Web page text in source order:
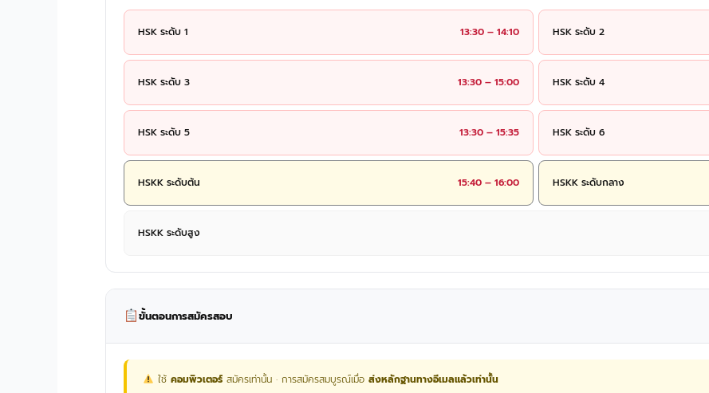
HSK ระดับ 1 13:30 – 14:10 HSK ระดับ 2
HSK ระดับ 3 13:30 – 15:00 HSK ระดับ 4
HSK ระดับ 5 13:30 – 15:35 HSK ระดับ 6
HSKK ระดับต้น 15:40 – 16:00 HSKK ระดับกลาง
HSKK ระดับสูง
ขั้นตอนการสมัครสอบ
ใช้ คอมพิวเตอร์สมัครเท่านั้น · การสมัครสมบูรณ์เมื่อ ส่งหลักฐานทางอีเมลแล้วเท่านั้น